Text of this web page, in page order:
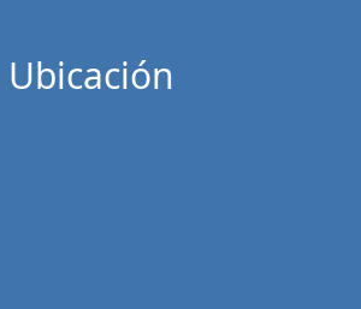
Ubicación